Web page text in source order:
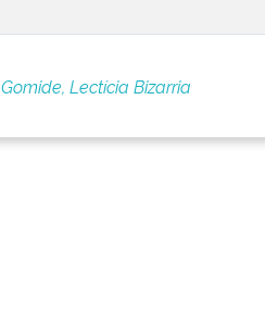
Gomide, Lectícia Bizarria